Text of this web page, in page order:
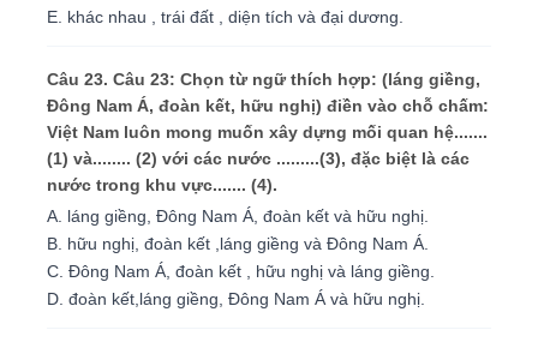
E. khác nhau , trái đất , diện tích và đại dương.
Câu 23. Câu 23: Chọn từ ngữ thích hợp: (láng giềng,
Đông Nam Á, đoàn kết, hữu nghị) điền vào chỗ chấm:
Việt Nam luôn mong muốn xây dựng mối quan hệ.......
(1) và........ (2) với các nước .........(3), đặc biệt là các
nước trong khu vực....... (4).
A. láng giềng, Đông Nam Á, đoàn kết và hữu nghị.
B. hữu nghị, đoàn kết ,láng giềng và Đông Nam Á.
C. Đông Nam Á, đoàn kết , hữu nghị và láng giềng.
D. đoàn kết,láng giềng, Đông Nam Á và hữu nghị.